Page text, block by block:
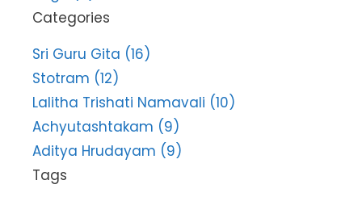
Categories
Sri Guru Gita (16)
Stotram (12)
Lalitha Trishati Namavali (10)
Achyutashtakam (9)
Aditya Hrudayam (9)
Tags